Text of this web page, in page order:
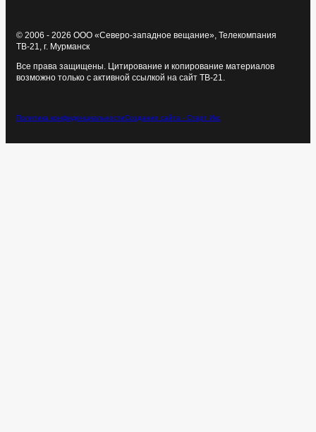
© 2006 - 2026 ООО «Северо-западное вещание», Телекомпания
ТВ-21, г. Мурманск
Все права защищены. Цитирование и копирование материалов
возможно только с активной ссылкой на сайт ТВ-21.
Политика конфиденциальностиСоздание сайта - Старт Икс